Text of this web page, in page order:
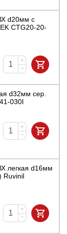
d20мм с
CTG20-20-
+
−
d32мм сер.
030I
+
−
легкая d16мм
Ruvinil
+
−